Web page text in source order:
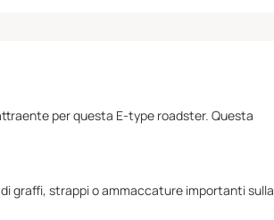
per questa E-type roadster. Questa
graffi, strappi o ammaccature importanti sulla